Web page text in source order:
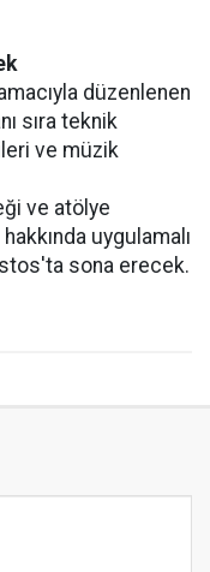
düzenlenen
sıra teknik
ve müzik
ve atölye
uygulamalı
sona erecek.